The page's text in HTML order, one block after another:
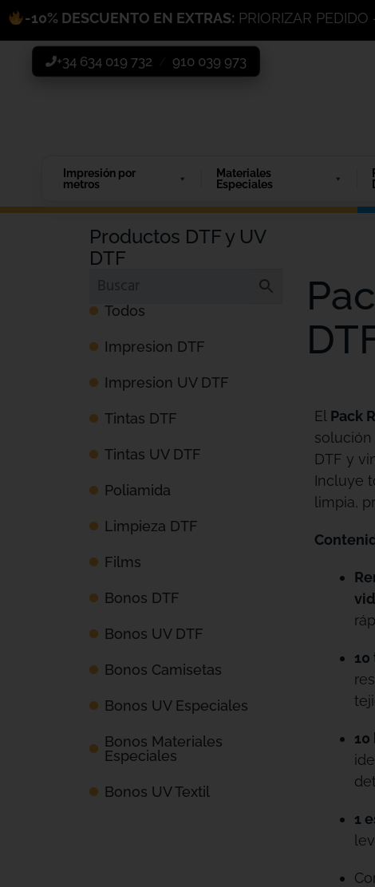
-10% DESCUENTO EN EXTRAS: PRIORIZAR
+34 634 019 732 910 039 973
Impresión por
metros
Materiales
Especiales
Productos DTF y UV
DTF
Todos
Impresion DTF
Impresion UV DTF
Tintas DTF
Tintas UV DTF
Poliamida
Limpieza DTF
Films
Bonos DTF
Bonos UV DTF
Bonos Camisetas
Bonos UV Especiales
Bonos Materiales
Especiales
Bonos UV Textil
El Pack
DTF y
Incluye
limpia,
1